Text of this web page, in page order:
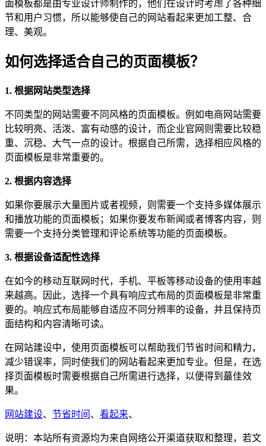
面模板都是由专业设计师制作的，他们在设计时考虑了各种细
节和用户习惯，所以能够使自己的网站看起来更加工整、合
理、美观。
如何选择适合自己的页面模板？
1. 根据网站类型选择
不同类型的网站需要不同风格的页面模板。例如电商网站需要
比较明亮、活泼、富有动感的设计，而企业官网则需要比较稳
重、沉稳、大气一点的设计。根据自己所需，选择相应风格的
页面模板是非常重要的。
2. 根据内容选择
如果你要展示大量图片或者视频，则需要一个支持多媒体展示
和播放功能的页面模板；如果你要发布新闻或者博客内容，则
需要一个支持分类管理和评论系统等功能的页面模板。
3. 根据设备适配性选择
在如今的移动互联网时代，手机、平板等移动设备的使用率越
来越高。因此，选择一个具有响应式布局的页面模板是非常重
要的。响应式布局能够自适应不同分辨率的设备，并且保持页
面结构和内容清晰可读。
在网站建设中，使用页面模板可以帮助我们节省时间和精力，
减少错误率，同时使我们的网站看起来更加专业。但是，在选
择页面模板时需要根据自己所需进行选择，以便得到蕞佳效
果。
网站建设、 节省时间 、 看起来、
说明：本站所有资源均为来自网络公开渠道获取和整理，若文